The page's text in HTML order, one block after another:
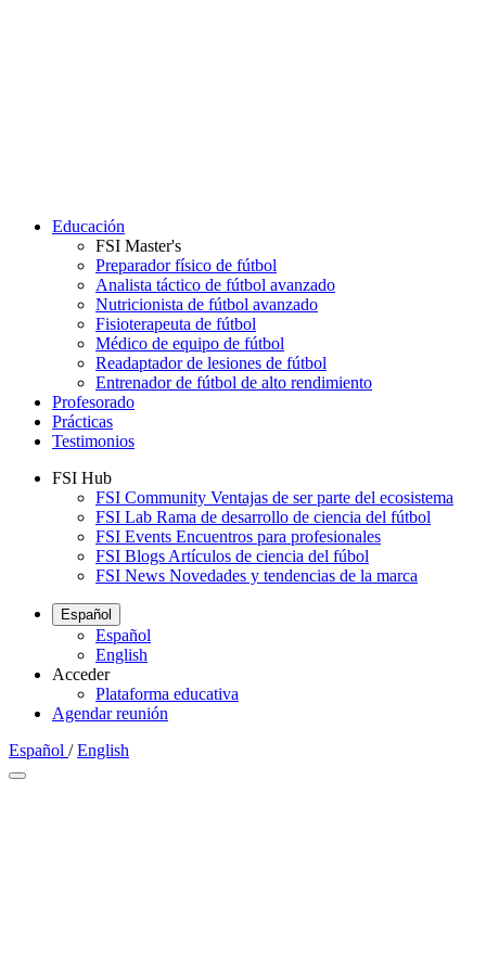
Educación
FSI Master's
Preparador físico de fútbol
Analista táctico de fútbol avanzado
Nutricionista de fútbol avanzado
Fisioterapeuta de fútbol
Médico de equipo de fútbol
Readaptador de lesiones de fútbol
Entrenador de fútbol de alto rendimiento
Profesorado
Prácticas
Testimonios
FSI Hub
FSI Community Ventajas de ser parte del ecosistema
FSI Lab Rama de desarrollo de ciencia del fútbol
FSI Events Encuentros para profesionales
FSI Blogs Artículos de ciencia del fúbol
FSI News Novedades y tendencias de la marca
Español
Español
English
Acceder
Plataforma educativa
Agendar reunión
Español / English